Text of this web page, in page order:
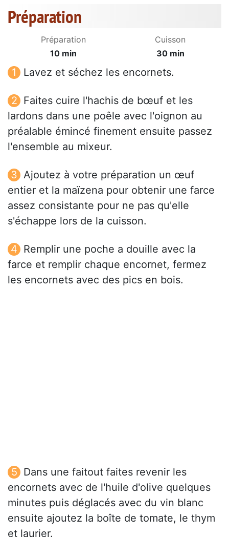
Préparation
Préparation
10 min
Cuisson
30 min
Lavez et séchez les encornets.
Faites cuire l'hachis de bœuf et les
lardons dans une poêle avec l'oignon au
préalable émincé finement ensuite passez
l'ensemble au mixeur.
Ajoutez à votre préparation un œuf
entier et la maïzena pour obtenir une farce
assez consistante pour ne pas qu'elle
s'échappe lors de la cuisson.
Remplir une poche a douille avec la
farce et remplir chaque encornet, fermez
les encornets avec des pics en bois.
Dans une faitout faites revenir les
encornets avec de l'huile d'olive quelques
minutes puis déglacés avec du vin blanc
ensuite ajoutez la boîte de tomate, le thym
et laurier.